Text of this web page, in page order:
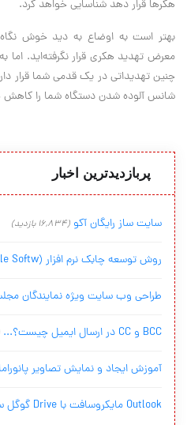
هکرها قرار دهد شناسایی خواهد کرد.
بهتر است به اوضاع به دید خوش نگاه
معرض تهدید هکری قرار نگرفته‌اید. اما
چنین تهدیداتی در یک قدمی شما قرار
شانس آلوده شدن دستگاه شما را کاهش
پربازدیدترین اخبار
سایت ساز رایگان آکو (16,834 بازدید)
روش توسعه چابک نرم افزار (Agile Softw...
طراحی وب سایت ویژه نمایندگان
BCC و CC در ارسال ایمیل چیست؟...
آموزش ایجاد و نمایش تصاویر
Outlook مایکروسافت با Drive گوگل سازگ...